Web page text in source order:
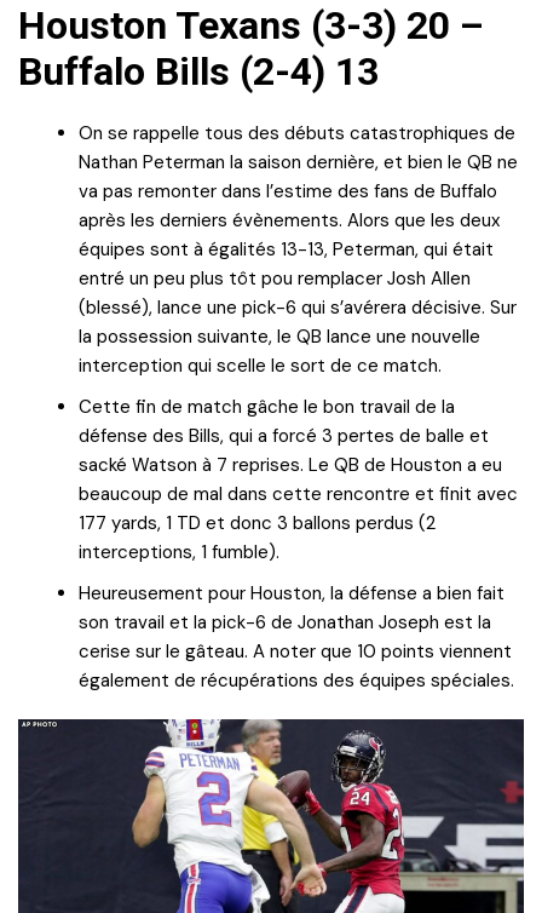
Houston Texans (3-3) 20 –
Buffalo Bills (2-4) 13
On se rappelle tous des débuts catastrophiques de
Nathan Peterman la saison dernière, et bien le QB ne
va pas remonter dans l’estime des fans de Buffalo
après les derniers évènements. Alors que les deux
équipes sont à égalités 13-13, Peterman, qui était
entré un peu plus tôt pou remplacer Josh Allen
(blessé), lance une pick-6 qui s’avérera décisive. Sur
la possession suivante, le QB lance une nouvelle
interception qui scelle le sort de ce match.
Cette fin de match gâche le bon travail de la
défense des Bills, qui a forcé 3 pertes de balle et
sacké Watson à 7 reprises. Le QB de Houston a eu
beaucoup de mal dans cette rencontre et finit avec
177 yards, 1 TD et donc 3 ballons perdus (2
interceptions, 1 fumble).
Heureusement pour Houston, la défense a bien fait
son travail et la pick-6 de Jonathan Joseph est la
cerise sur le gâteau. A noter que 10 points viennent
également de récupérations des équipes spéciales.